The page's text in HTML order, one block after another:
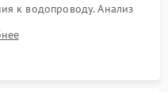
к водопроводу. Анализ
нагрева, вращения
системы защиты